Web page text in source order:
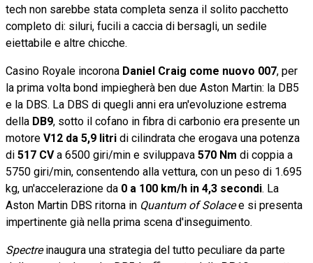
tech non sarebbe stata completa senza il solito pacchetto
completo di: siluri, fucili a caccia di bersagli, un sedile
eiettabile e altre chicche.
Casino Royale incorona Daniel Craig come nuovo 007, per
la prima volta bond impiegherà ben due Aston Martin: la DB5
e la DBS. La DBS di quegli anni era un'evoluzione estrema
della DB9, sotto il cofano in fibra di carbonio era presente un
motore V12 da 5,9 litri di cilindrata che erogava una potenza
di 517 CVa 6500 giri/min e sviluppava 570 Nm di coppia a
5750 giri/min, consentendo alla vettura, con un peso di 1.695
kg, un'accelerazione da 0 a 100 km/h in 4,3 secondi. La
Aston Martin DBS ritorna in Quantum of Solacee si presenta
impertinente già nella prima scena d'inseguimento.
Spectreinaugura una strategia del tutto peculiare da parte